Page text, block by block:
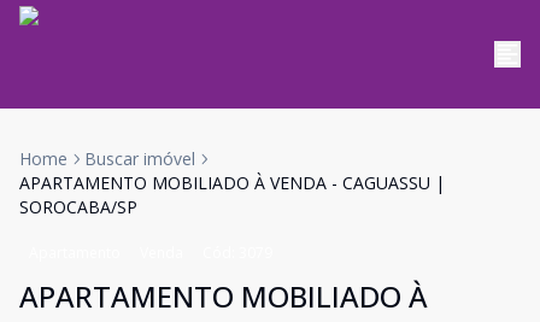
Home
Buscar imóvel
APARTAMENTO MOBILIADO À VENDA - CAGUASSU |
SOROCABA/SP
APARTAMENTO MOBILIADO À